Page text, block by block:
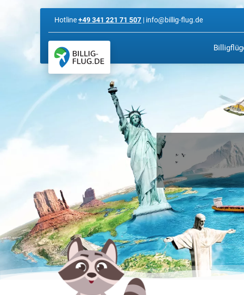
Hotline+49 341 221 71 507 | info@billig-flug.de